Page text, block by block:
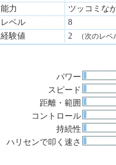
能力
ツッコミな
レベル
8
経験値
2 （次のレ
パワー
スピード
距離・範囲
コントロール
持続性
ハリセンで叩く速さ